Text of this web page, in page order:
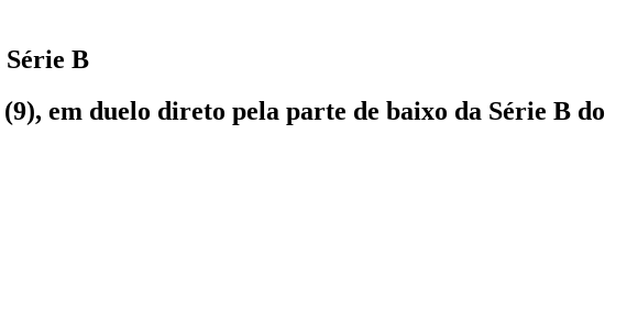
Série B
em duelo direto pela parte de baixo da Série B do